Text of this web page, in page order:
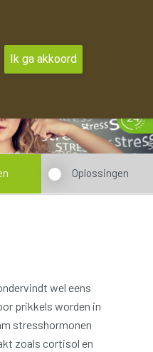
Oplossingen
wel eens
prikkels worden in
stresshormonen
zoals cortisol en
Ik ga akkoord